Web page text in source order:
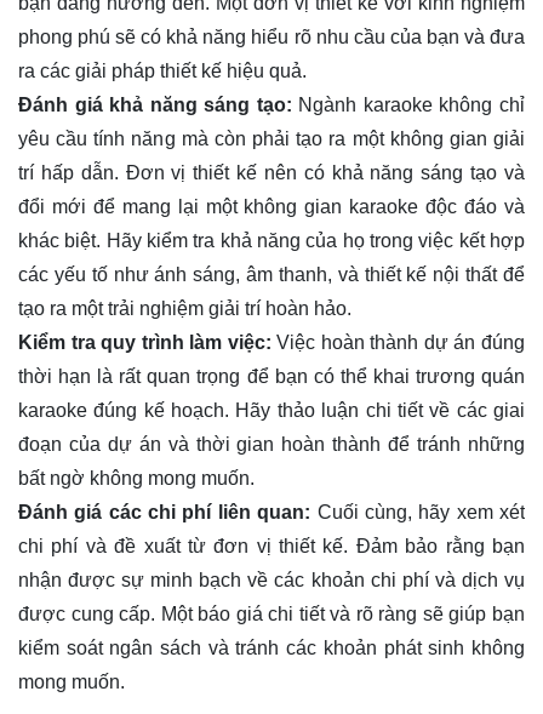
phong phú sẽ có khả năng hiểu rõ nhu cầu của bạn và đưa
ra các giải pháp thiết kế hiệu quả.
Đánh giá khả năng sáng tạo: Ngành karaoke không chỉ
yêu cầu tính năng mà còn phải tạo ra một không gian giải
trí hấp dẫn. Đơn vị thiết kế nên có khả năng sáng tạo và
đổi mới để mang lại một không gian karaoke độc đáo và
khác biệt. Hãy kiểm tra khả năng của họ trong việc kết hợp
các yếu tố như ánh sáng, âm thanh, và thiết kế nội thất để
tạo ra một trải nghiệm giải trí hoàn hảo.
Kiểm tra quy trình làm việc:Việc hoàn thành dự án đúng
thời hạn là rất quan trọng để bạn có thể khai trương quán
karaoke đúng kế hoạch. Hãy thảo luận chi tiết về các giai
đoạn của dự án và thời gian hoàn thành để tránh những
bất ngờ không mong muốn.
Đánh giá các chi phí liên quan: Cuối cùng, hãy xem xét
chi phí và đề xuất từ đơn vị thiết kế. Đảm bảo rằng bạn
nhận được sự minh bạch về các khoản chi phí và dịch vụ
được cung cấp. Một báo giá chi tiết và rõ ràng sẽ giúp bạn
kiểm soát ngân sách và tránh các khoản phát sinh không
mong muốn.